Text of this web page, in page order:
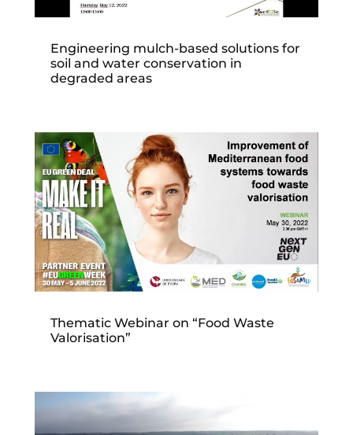
Engineering mulch-based solutions for
soil and water conservation in
degraded areas
Thematic Webinar on “Food Waste
Valorisation”